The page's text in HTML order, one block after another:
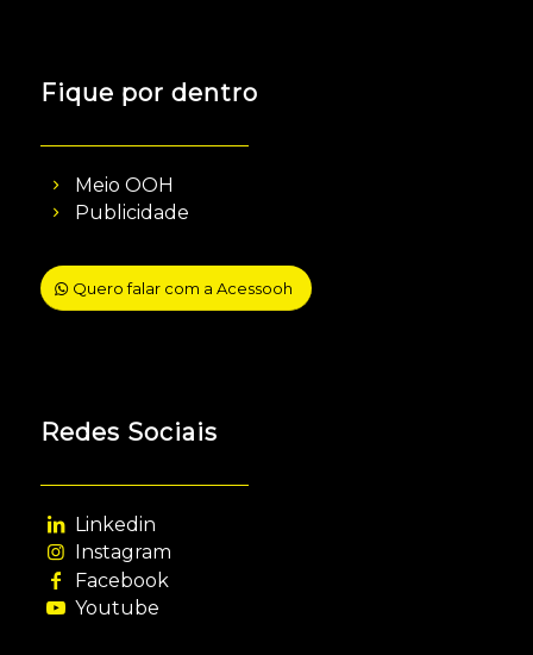
Fique por dentro
Meio OOH
Publicidade
Quero falar com a Acessooh
Redes Sociais
Linkedin
Instagram
Facebook
Youtube